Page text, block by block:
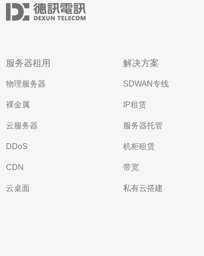
服务器租用
物理服务器
裸金属
云服务器
DDoS
CDN
云桌面
解决方案
SDWAN专线
IP租赁
服务器托管
机柜租赁
带宽
私有云搭建